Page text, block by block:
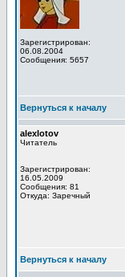
Зарегистрирован:
06.08.2004
Сообщения: 5657
Вернуться к началу
alexlotov
Читатель
Зарегистрирован:
16.05.2009
Сообщения: 81
Откуда: Заречный
Вернуться к началу